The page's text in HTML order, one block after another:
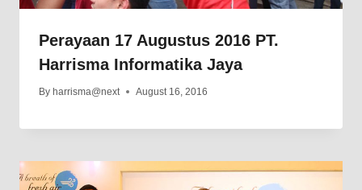
Perayaan 17 Augustus 2016 PT.
Harrisma Informatika Jaya
By harrisma@next August 16, 2016